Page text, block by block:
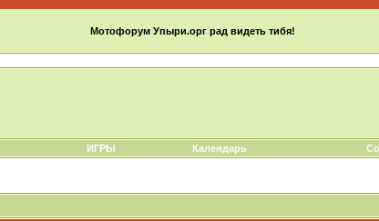
Мотофорум Упыри.орг рад видеть тибя!
ИГРЫ Календарь